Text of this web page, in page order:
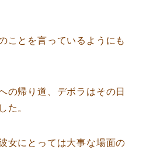
ことを言っているようにも
の帰り道、デボラはその日
た。
女にとっては大事な場面の